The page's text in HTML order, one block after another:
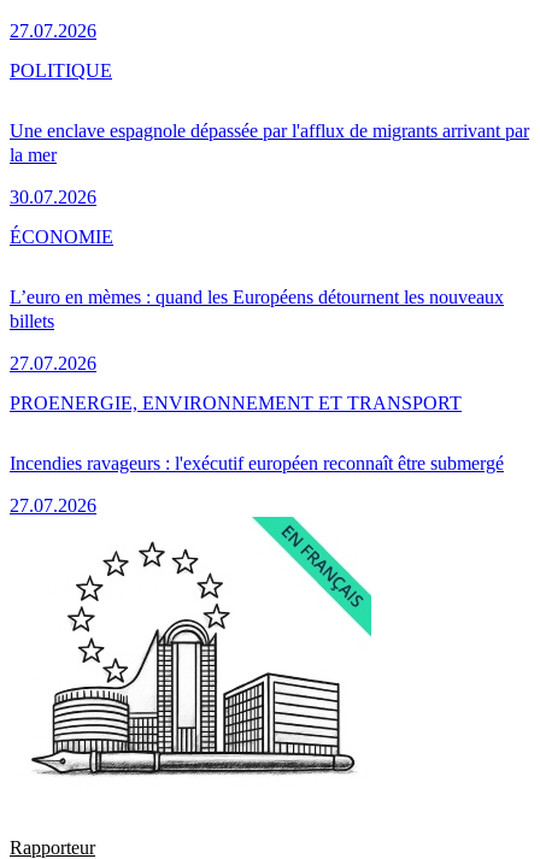
27.07.2026
Une enclave espagnole dépassée par l'afflux de migrants arrivant par
la mer
30.07.2026
POLITIQUE
L’euro en mèmes : quand les Européens détournent les nouveaux
billets
27.07.2026
ÉCONOMIE
Incendies ravageurs : l'exécutif européen reconnaît être submergé
27.07.2026
PROENERGIE, ENVIRONNEMENT ET TRANSPORT
Rapporteur